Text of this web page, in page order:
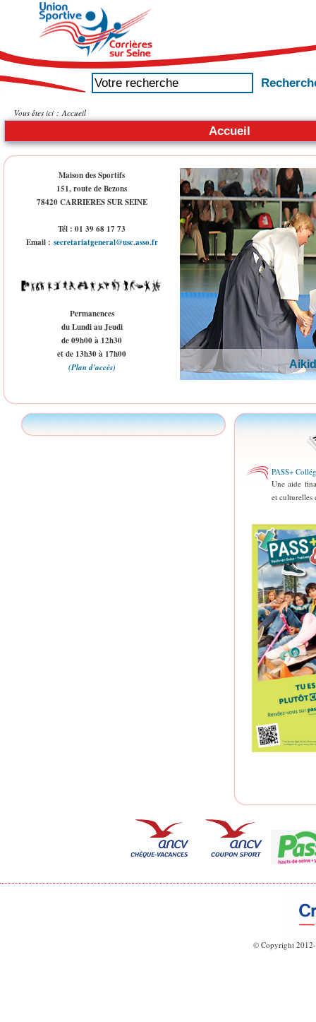
Vous êtes ici : Accueil
Accueil
Maison des Sportifs
151, route de Bezons
78420 CARRIERES SUR SEINE
Tél : 01 39 68 17 73
Email : secretariatgeneral@usc.asso.fr
Permanences
du Lundi au Jeudi
de 09h00 à 12h30
et de 13h30 à 17h00
(Plan d'accès)
PASS+
Une aide
et culturelles
Fermeture
DU 24
© Copyright 2012-